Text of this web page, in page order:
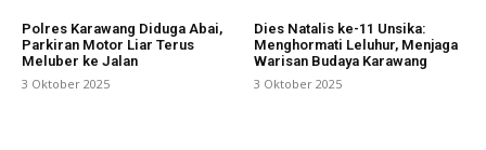
Polres Karawang Diduga Abai,
Parkiran Motor Liar Terus
Meluber ke Jalan
3 Oktober 2025
Dies Natalis ke-11 Unsika:
Menghormati Leluhur, Menjaga
Warisan Budaya Karawang
3 Oktober 2025